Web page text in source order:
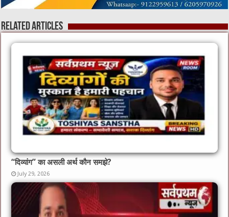
Related Articles
“दिव्यांग” का असली अर्थ कौन समझे?
July 29, 2026